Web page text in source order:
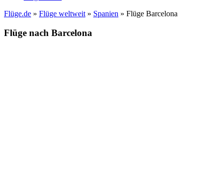
Flüge.de » Flüge weltweit » Spanien » Flüge Barcelona
Flüge nach Barcelona